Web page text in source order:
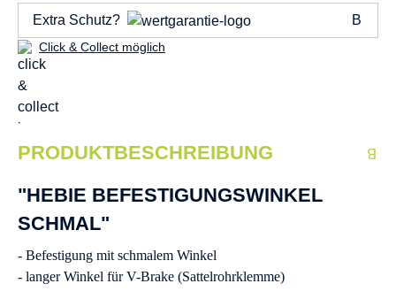
Extra Schutz?
Click & Collect möglich
PRODUKTBESCHREIBUNG
"HEBIE BEFESTIGUNGSWINKEL
SCHMAL"
- Befestigung mit schmalem Winkel
- langer Winkel für V-Brake (Sattelrohrklemme)